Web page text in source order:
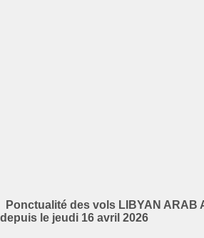
Ponctualité des vols LIBYAN ARAB
depuis le jeudi 16 avril 2026